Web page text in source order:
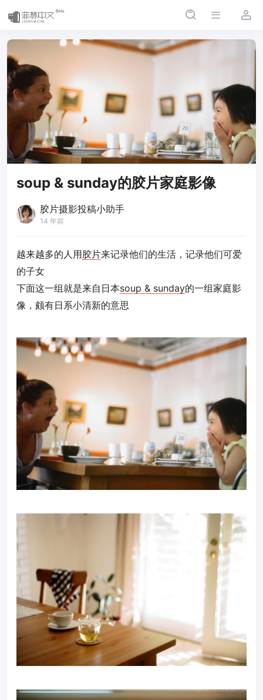
soup & sunday的胶片家庭影像
胶片摄影投稿小助手
14 年前
越来越多的人用胶片来记录他们的生活，记录他们可爱
的子女
下面这一组就是来自日本soup & sunday的一组家庭影
像，颇有日系小清新的意思